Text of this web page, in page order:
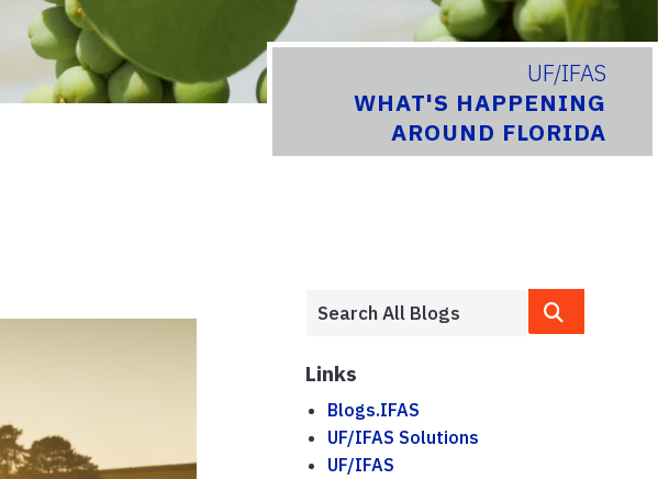
UF/IFAS
WHAT'S HAPPENING
AROUND FLORIDA
Links
Blogs.IFAS
UF/IFAS Solutions
UF/IFAS